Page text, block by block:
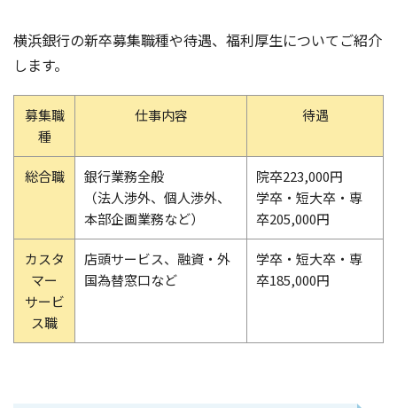
横浜銀行の新卒募集職種や待遇、福利厚生についてご紹介
します。
募集職
種
仕事内容 待遇
総合職
銀行業務全般
（法人渉外、個人渉外、
本部企画業務など）
院卒223,000円
学卒・短大卒・専
卒205,000円
カスタ
マー
サービ
ス職
店頭サービス、融資・外
国為替窓口など
学卒・短大卒・専
卒185,000円